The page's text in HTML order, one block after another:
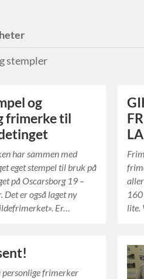
stempler
og
frimerke til
har sammen med
eget stempel til bruk på
på Oscarsborg 19 –
Det er også laget ny
Er…
lite.
personlige frimerker